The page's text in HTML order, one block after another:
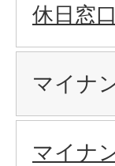
休日窓口
マイナ
マイナ